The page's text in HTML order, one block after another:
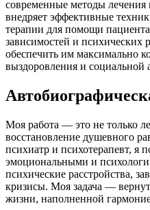
современные методы
внедряет эффективные
терапии для помощи
зависимостей и психических
обеспечить им максимально
выздоровления и социальной
Моя работа — это не только
восстановление душевного
психиатр и психотерапевт, я
эмоциональными и
психические расстройства,
кризисы. Моя задача —
жизни, наполненной